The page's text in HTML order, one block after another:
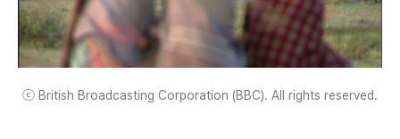
ⓒ British Broadcasting Corporation (BBC). All rights reserved.